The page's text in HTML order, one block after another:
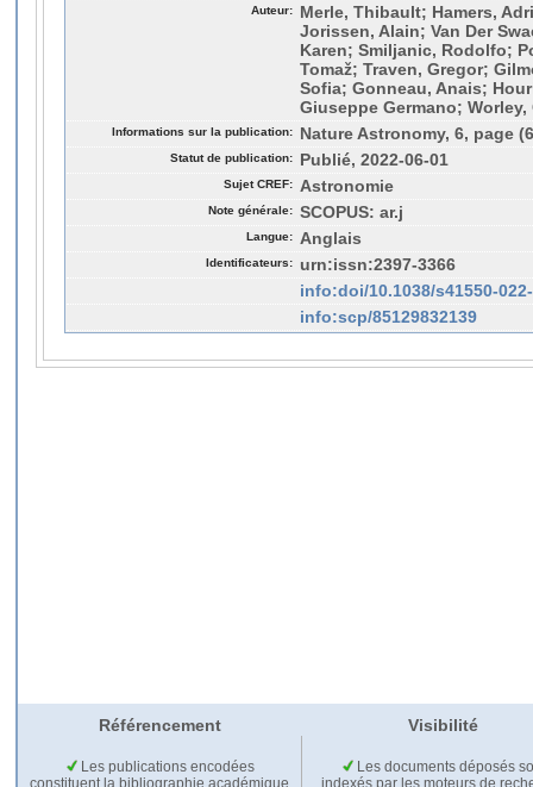
Auteur:
Merle, Thibault; Hamers,
Jorissen, Alain; Van Der
Karen; Smiljanic, Rodolfo;
Tomaž; Traven, Gregor;
Sofia; Gonneau, Anais;
Giuseppe Germano; Worley,
Informations sur la publication: Nature Astronomy, 6, page
Statut de publication: Publié, 2022-06-01
Sujet CREF: Astronomie
Note générale: SCOPUS: ar.j
Langue: Anglais
Identificateurs:
urn:issn:2397-3366
info:doi/10.1038/s41550-
info:scp/85129832139
Référencement Visibilité
Les publications encodées
Les documents déposés